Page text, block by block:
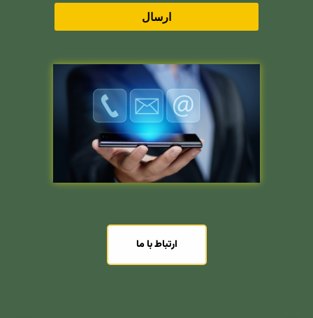
ارسال
ارتباط با ما